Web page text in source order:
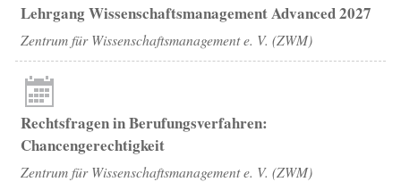
Lehrgang Wissenschaftsmanagement Advanced 2027
Zentrum für Wissenschaftsmanagement e. V. (ZWM)
Rechtsfragen in Berufungsverfahren:
Chancengerechtigkeit
Zentrum für Wissenschaftsmanagement e. V. (ZWM)